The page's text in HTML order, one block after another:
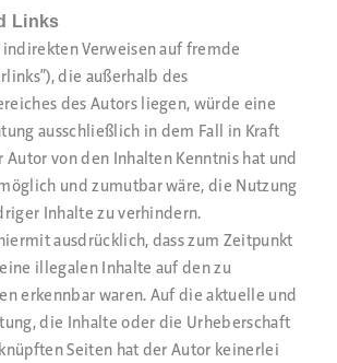
Links
Verweisen auf fremde
die außerhalb des
des Autors liegen, würde eine
ausschließlich in dem Fall in Kraft
von den Inhalten Kenntnis hat und
und zumutbar wäre, die Nutzung
Inhalte zu verhindern.
ausdrücklich, dass zum Zeitpunkt
illegalen Inhalte auf den zu
erkennbar waren. Auf die aktuelle und
die Inhalte oder die Urheberschaft
Seiten hat der Autor keinerlei